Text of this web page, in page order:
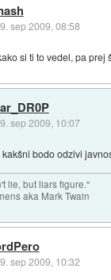
sep 2009, 08:58
si ti to vedel, pa prej
sep 2009, 10:07
bodo odzivi
lie, but liars figure."
aka Mark Twain
sep 2009, 10:32